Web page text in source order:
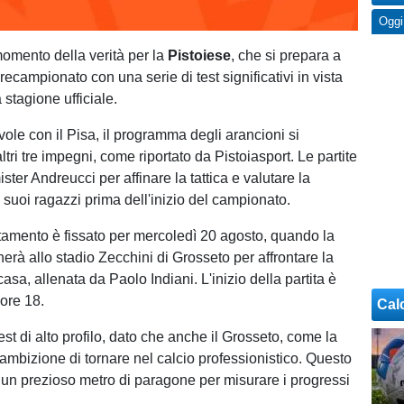
della verità per la Pistoiese, che si prepara a
con una serie di test significativi in vista
ufficiale.
con il Pisa, il programma degli arancioni si
tre impegni, come riportato da Pistoiasport. Le partite
Andreucci per affinare la tattica e valutare la
ragazzi prima dell'inizio del campionato.
è fissato per mercoledì 20 agosto, quando la
allo stadio Zecchini di Grosseto per affrontare la
allenata da Paolo Indiani. L'inizio della partita è
18.
di alto profilo, dato che anche il Grosseto, come la
di tornare nel calcio professionistico. Questo
prezioso metro di paragone per misurare i progressi
Oggi